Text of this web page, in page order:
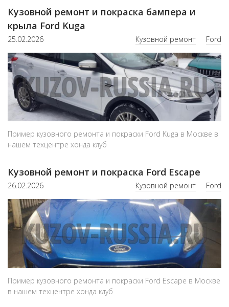
Кузовной ремонт и покраска бампера и
крыла Ford Kuga
25.02.2026 Кузовной ремонт Ford
Пример кузовного ремонта и покраски Ford Kuga в Москве в
нашем техцентре хонда клуб
Кузовной ремонт и покраска Ford Escape
26.02.2026 Кузовной ремонт Ford
Пример кузовного ремонта и покраски Ford Escape в Москве
в нашем техцентре хонда клуб